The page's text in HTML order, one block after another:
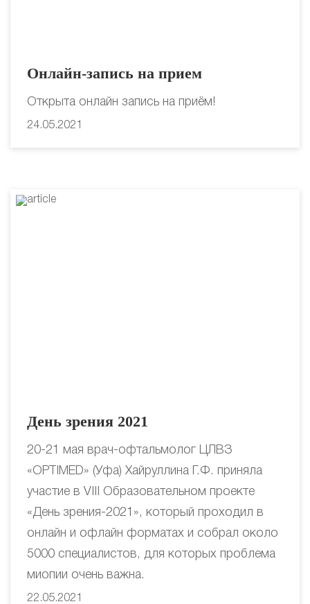
Онлайн-запись на прием
Открыта онлайн запись на приём!
24.05.2021
День зрения 2021
20-21 мая врач-офтальмолог ЦЛВЗ
«OPTIMED» (Уфа) Хайруллина Г.Ф. приняла
участие в VIII Образовательном проекте
«День зрения-2021», который проходил в
онлайн и офлайн форматах и собрал около
5000 специалистов, для которых проблема
миопии очень важна.
22.05.2021